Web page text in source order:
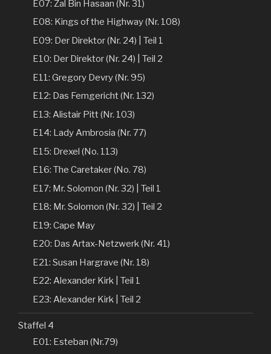
E07: Zal Bin Hasaan (Nr. 31)
E08: Kings of the Highway (Nr. 108)
E09: Der Direktor (Nr. 24) | Teil 1
E10: Der Direktor (Nr. 24) | Teil 2
E11: Gregory Devry (Nr. 95)
E12: Das Femgericht (Nr. 132)
E13: Alistair Pitt (Nr. 103)
E14: Lady Ambrosia (Nr. 77)
E15: Drexel (No. 113)
E16: The Caretaker (No. 78)
E17: Mr. Solomon (Nr. 32) | Teil 1
E18: Mr. Solomon (Nr. 32) | Teil 2
E19: Cape May
E20: Das Artax-Netzwerk (Nr. 41)
E21: Susan Hargrave (Nr. 18)
E22: Alexander Kirk | Teil 1
E23: Alexander Kirk | Teil 2
Staffel 4
E01: Esteban (Nr.79)